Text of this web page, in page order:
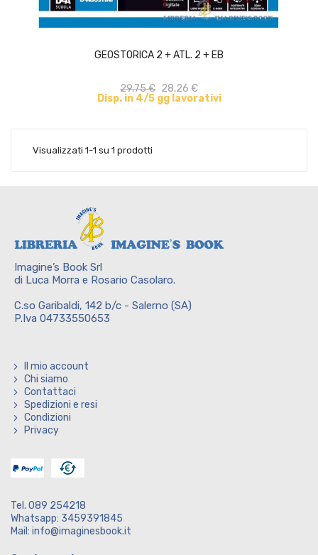
GEOSTORICA 2 + ATL. 2 + EB
29,75 € 28,26 €
Disp. in 4/5 gg lavorativi
ACQUISTA
Visualizzati 1-1 su 1 prodotti
Imagine’s Book Srl
di Luca Morra e Rosario Casolaro.
C.so Garibaldi, 142 b/c - Salerno (SA)
P.Iva 04733550653
Il mio account
Chi siamo
Contattaci
Spedizioni e resi
Condizioni
Privacy
Tel. 089 254218
Whatsapp: 3459391845
Mail: info@imaginesbook.it